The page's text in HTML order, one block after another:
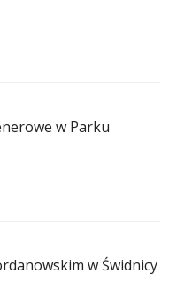
w Parku
w Świdnicy